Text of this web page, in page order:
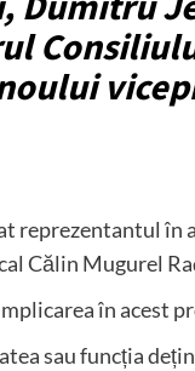
reprezentantul
Călin Mugurel
în acest
sau funcția